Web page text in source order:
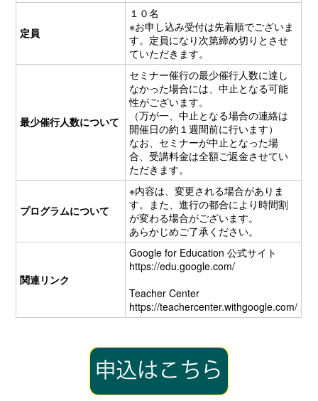
定員
１０名
※お申し込み受付は先着順でございま
す。定員になり次第締め切りとさせ
ていただきます。
最少催行人数について
セミナー催行の最少催行人数に達し
なかった場合には、中止となる可能
性がございます。
（万が一、中止となる場合の連絡は
開催日の約１週間前に行います）
なお、セミナーが中止となった場
合、受講料金は全額ご返金させてい
ただきます。
プログラムについて
※内容は、変更される場合がありま
す。また、進行の都合により時間割
が変わる場合がございます。
あらかじめご了承ください。
関連リンク
Google for Education 公式サイト
https://edu.google.com/
Teacher Center
https://teachercenter.withgoogle.com/